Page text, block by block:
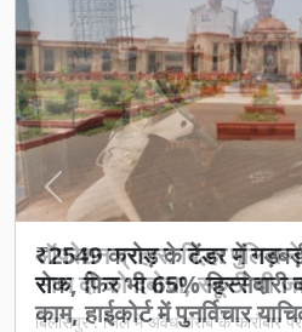
₹2549 करोड़ के टेंडर में
रोक, फिर भी 65% हिस्सेदारी
काम, हाईकोर्ट में पुनर्विचार
Previous